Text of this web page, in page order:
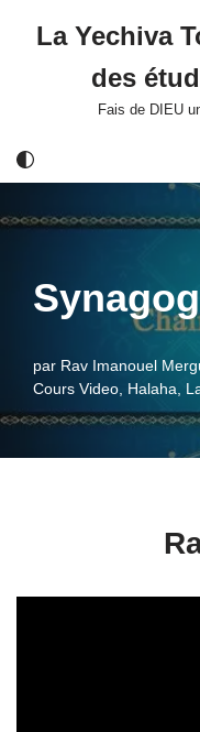
La Yechiva
des
Fais de DIEU
par Rav Imanouel
Cours Video Halaha